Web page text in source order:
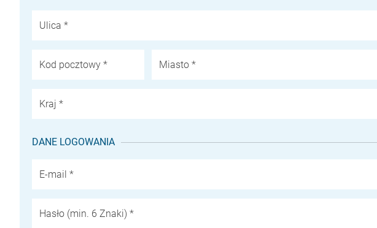
Ulica *
Kod pocztowy * Miasto *
Kraj *
DANE LOGOWANIA
E-mail *
Hasło (min. 6 Znaki) *